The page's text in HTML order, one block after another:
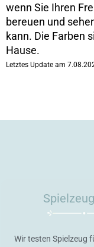
wenn Sie Ihren
bereuen und
kann. Die Farben
Hause.
Letztes Update am
Wir testen Spielzeug